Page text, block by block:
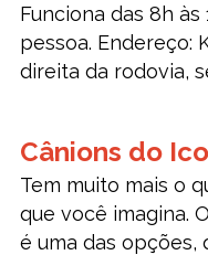
Funciona das 8h às
pessoa. Endereço:
direita da rodovia,
Cânions do
Tem muito mais o
que você imagina.
é uma das opções,